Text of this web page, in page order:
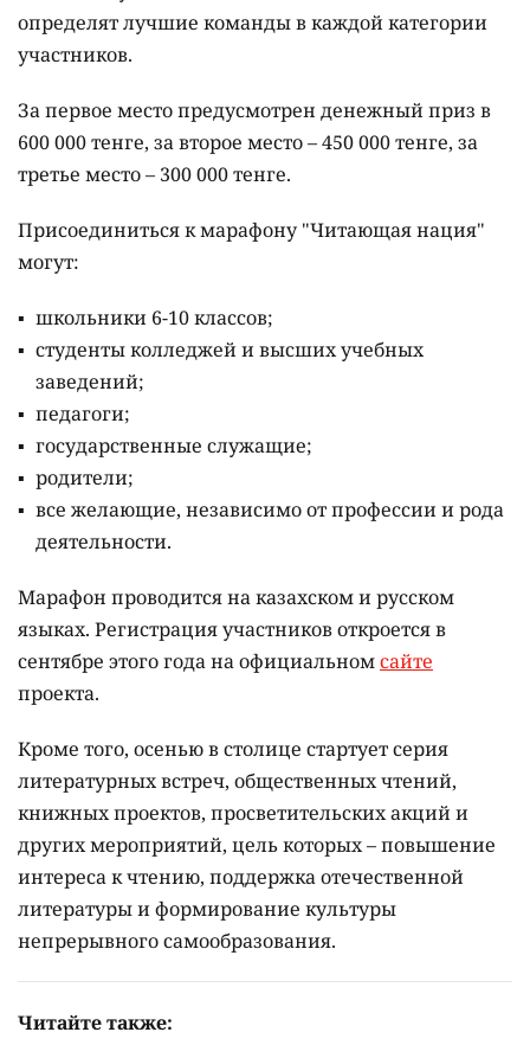
определят лучшие команды в каждой категории
участников.
За первое место предусмотрен денежный приз в
600 000 тенге, за второе место – 450 000 тенге, за
третье место – 300 000 тенге.
Присоединиться к марафону "Читающая нация"
могут:
школьники 6-10 классов;
студенты колледжей и высших учебных
заведений;
педагоги;
государственные служащие;
родители;
все желающие, независимо от профессии и рода
деятельности.
Марафон проводится на казахском и русском
языках. Регистрация участников откроется в
сентябре этого года на официальномсайте
проекта.
Кроме того, осенью в столице стартует серия
литературных встреч, общественных чтений,
книжных проектов, просветительских акций и
других мероприятий, цель которых –повышение
интереса к чтению, поддержка отечественной
литературы и формирование культуры
непрерывного самообразования.
Читайте также: